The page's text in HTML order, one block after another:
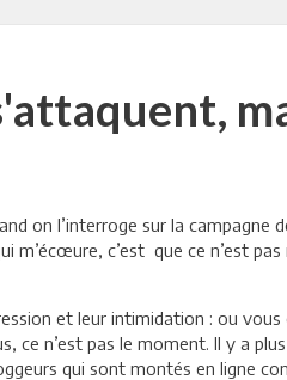
on l’interroge sur la campagne
m’écœure, c’est que ce n’est
et leur intimidation : ou
ce n’est pas le moment. Il y a
qui sont montés en ligne